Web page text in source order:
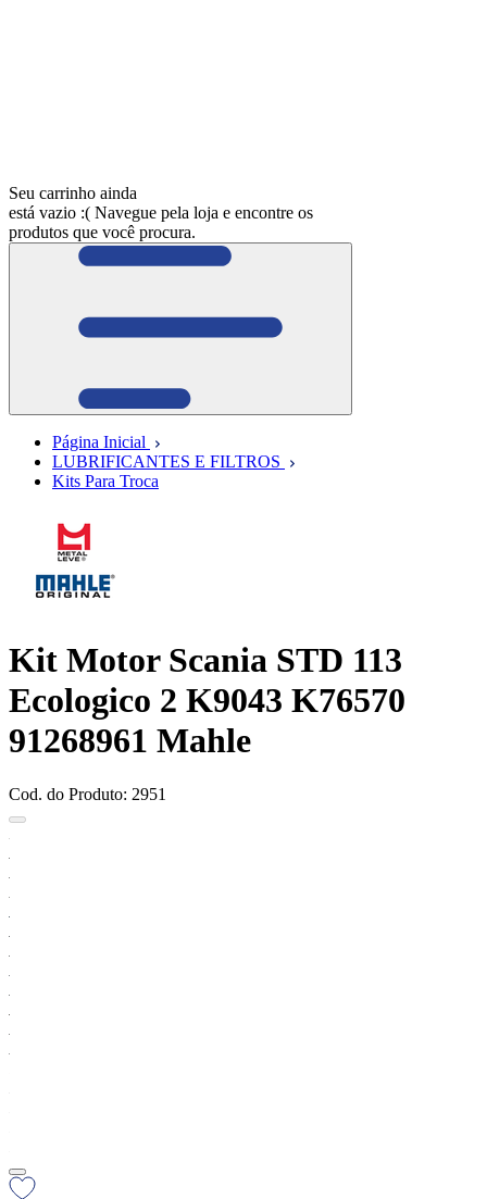
Seu carrinho ainda
está vazio :( Navegue pela loja e encontre os
produtos que você procura.
Página Inicial
LUBRIFICANTES E FILTROS
Kits Para Troca
Kit Motor Scania STD 113
Ecologico 2 K9043 K76570
91268961 Mahle
Cod. do Produto: 2951